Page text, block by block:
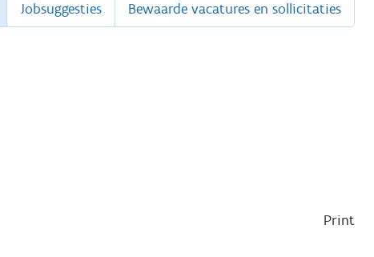
Jobsuggesties Bewaarde vacatures en sollicitaties
Print